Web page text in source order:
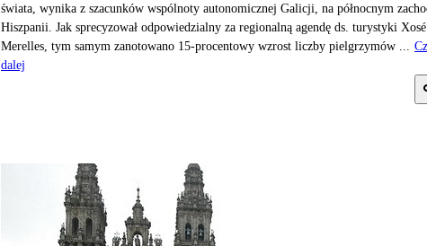
świata, wynika z szacunków wspólnoty autonomicznej Galicji, na północnym
Hiszpanii. Jak sprecyzował odpowiedzialny za regionalną agendę ds. turystyki Xosé
Merelles, tym samym zanotowano 15-procentowy wzrost liczby pielgrzymów ...
dalej